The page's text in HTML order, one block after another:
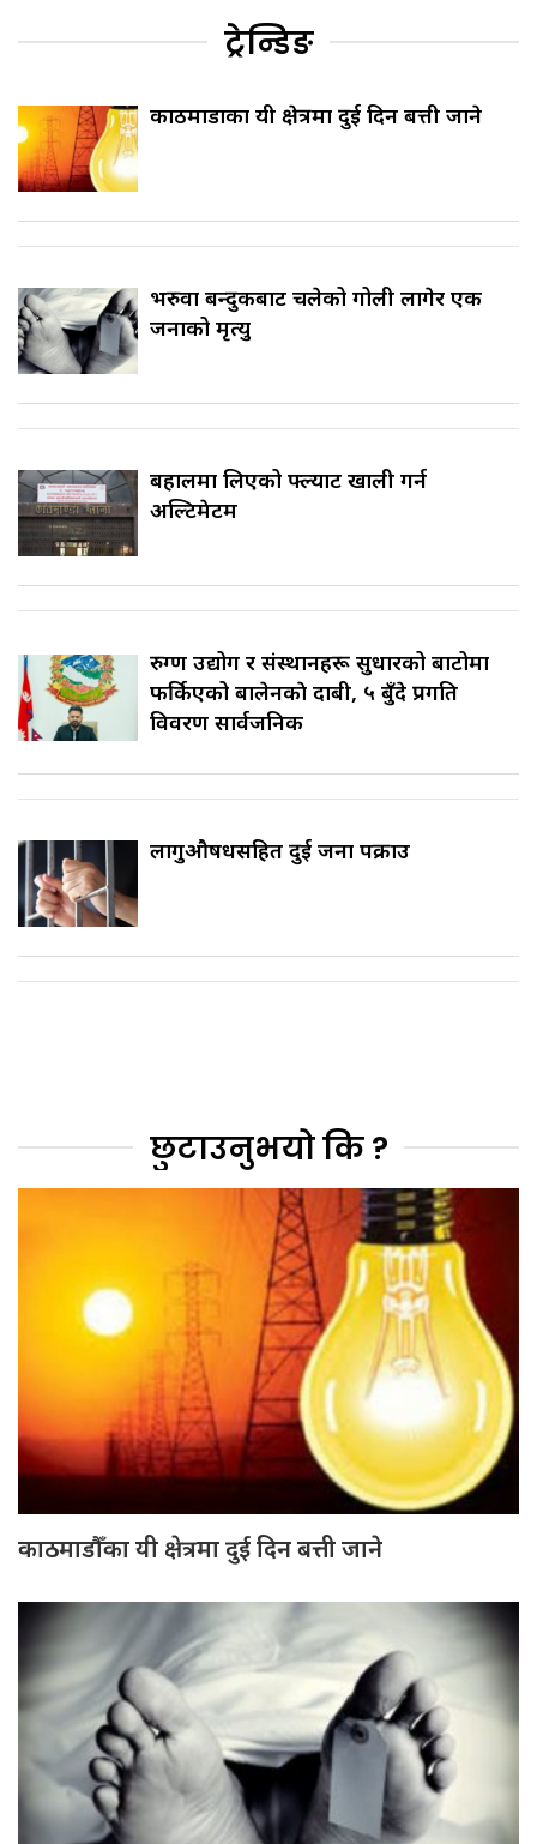
ट्रेन्डिङ
काठमाडौँका यी क्षेत्रमा दुई दिन बत्ती जाने
भरुवा बन्दुकबाट चलेको गोली लागेर एक
जनाको मृत्यु
बहालमा लिएको फ्ल्याट खाली गर्न
अल्टिमेटम
रुग्ण उद्योग र संस्थानहरू सुधारको बाटोमा
फर्किएको बालेनकाे दाबी, ५ बुँदे प्रगति
विवरण सार्वजनिक
लागुऔषधसहित दुई जना पक्राउ
छुटाउनुभयो कि ?
काठमाडौँका यी क्षेत्रमा दुई दिन बत्ती जाने